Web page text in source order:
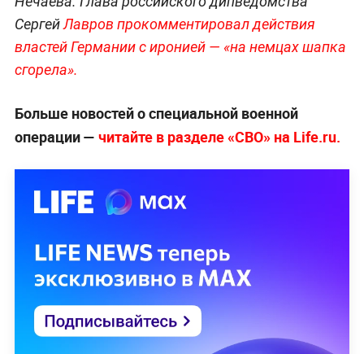
СергейЛавров прокомментировал действия
властей Германии с иронией — «на немцах шапка
сгорела».
Больше новостей о специальной военной
операции — читайте в разделе «СВО» на Life.ru.